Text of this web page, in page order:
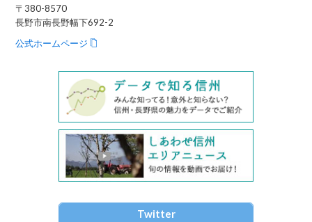
〒380-8570
長野市南長野幅下692-2
公式ホームページ
Twitter